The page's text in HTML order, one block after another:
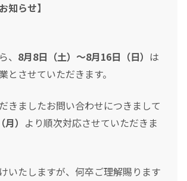
知らせ】
、 8月8日（土）～8月16日（日） は
とさせていただきます。
きましたお問い合わせにつきまして
） より順次対応させていただきま
いたしますが、何卒ご理解賜ります